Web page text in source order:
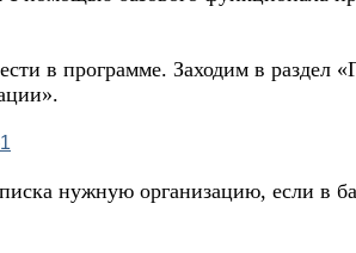
в программе. Заходим в раздел
нужную организацию, если в